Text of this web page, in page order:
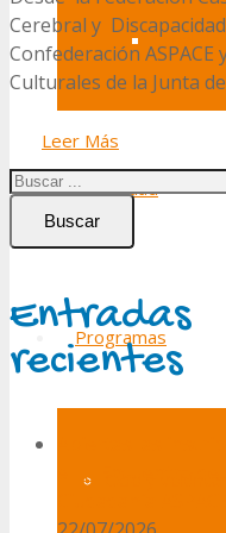
Canal de
Actualidad
Programas
Cerebral y
Confederación
Culturales de la Junta
Leer Más
Buscar
Entradas
recientes
el III Encuentro de